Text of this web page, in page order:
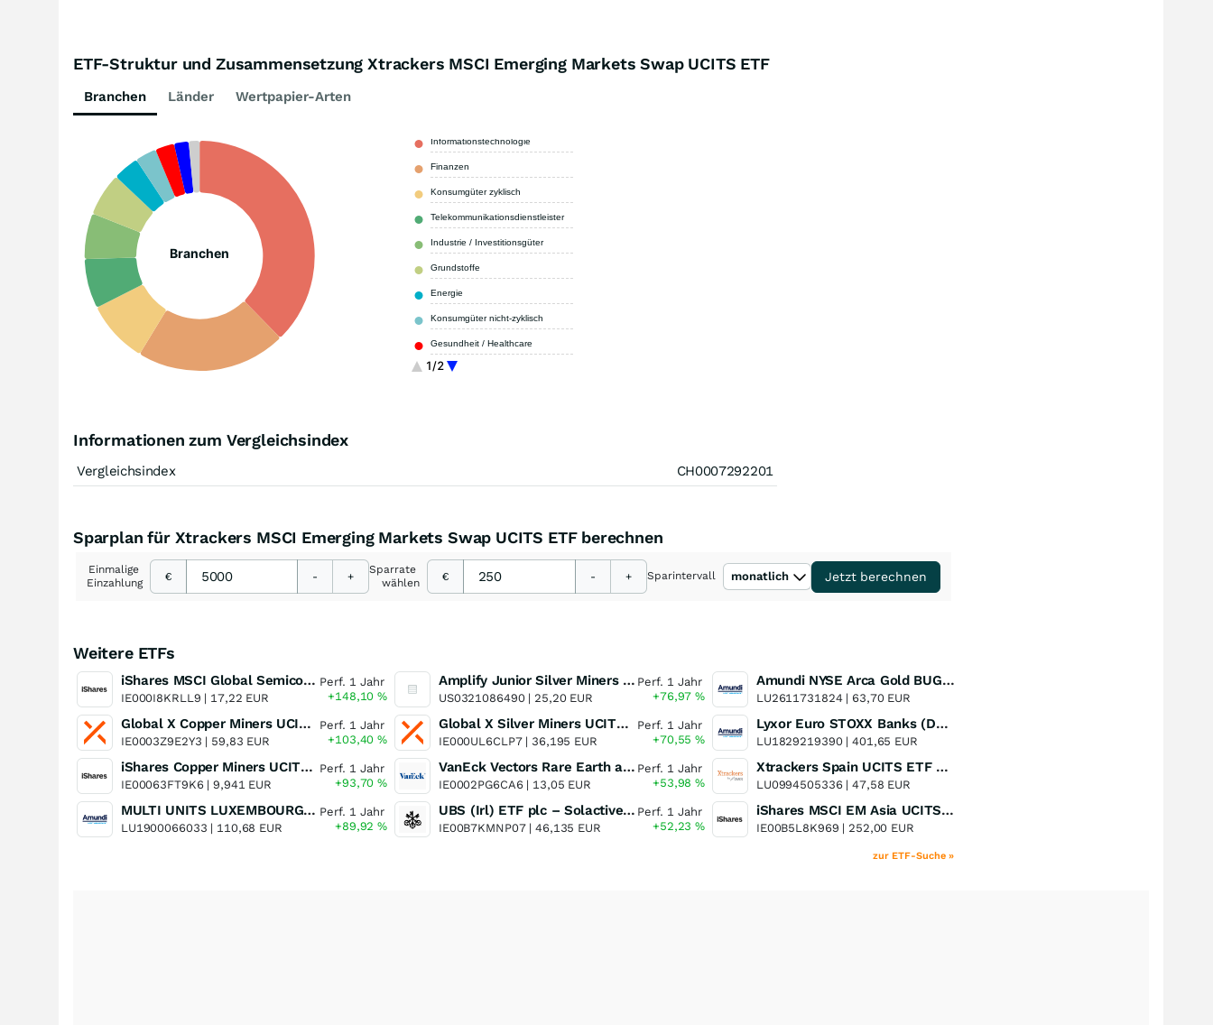
ETF-Struktur und Zusammensetzung Xtrackers MSCI Emerging Markets Swap UCITS ETF
Branchen Länder Wertpapier-Arten
Branchen
1/2
Informationstechnologie
Finanzen
Konsumgüter zyklisch
Telekommunikationsdienstleister
Industrie / Investitionsgüter
Grundstoffe
Energie
Konsumgüter nicht-zyklisch
Gesundheit / Healthcare
Versorger
Informationen zum Vergleichsindex
Vergleichsindex CH0007292201
Sparplan für Xtrackers MSCI Emerging Markets Swap UCITS ETF berechnen
Einmalige
Einzahlung
€ - +
Sparrate
wählen
€ - + Sparintervall monatlich Jetzt berechnen
Weitere ETFs
iShares MSCI Global Semiconductors UCITS ETF USD (Acc)
IE000I8KRLL9 | 17,22 EUR
Perf. 1 Jahr
+148,10%
Global X Copper Miners UCITS ETF USD Acc
IE0003Z9E2Y3 | 59,83 EUR
Perf. 1 Jahr
+103,40%
iShares Copper Miners UCITS ETF
IE00063FT9K6 |9,941 EUR
Perf. 1 Jahr
+93,70%
MULTI UNITS LUXEMBOURG - Lyxor MSCI Semiconductors ESG Filtered
LU1900066033 | 110,68 EUR
Perf. 1 Jahr
+89,92%
Amplify Junior Silver Miners ETF Junior Silver Miners ETF
US0321086490 | 25,20 EUR
Perf. 1 Jahr
+76,97%
Global X Silver Miners UCITS ETF
IE000UL6CLP7 | 36,195 EUR
Perf. 1 Jahr
+70,55%
VanEck Vectors Rare Earth and Strategic Metals UCITS ETF
IE0002PG6CA6 | 13,05 EUR
Perf. 1 Jahr
+53,98%
UBS (Irl) ETF plc – Solactive Global Pure Gold Miners UCITS ETF - A Dis USD o.N.
IE00B7KMNP07 |46,135 EUR
Perf. 1 Jahr
+52,23%
Amundi NYSE Arca Gold BUGS UCITS ETF Dist
LU2611731824 | 63,70 EUR
Lyxor Euro STOXX Banks (DR) UCITS ETF- Acc
LU1829219390 |401,65 EUR
Xtrackers Spain UCITS ETF Distribution
LU0994505336 |47,58 EUR
iShares MSCI EM Asia UCITS ETF
IE00B5L8K969 | 252,00 EUR
zur ETF-Suche »